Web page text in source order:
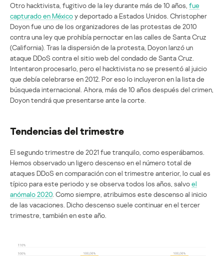
Otro hacktivista, fugitivo de la ley durante más de 10 años, fue
capturado en Méxicoy deportado a Estados Unidos. Christopher
Doyon fue uno de los organizadores de las protestas de 2010
contra una ley que prohibía pernoctar en las calles de Santa Cruz
(California). Tras la dispersión de la protesta, Doyon lanzó un
ataque DDoS contra el sitio web del condado de Santa Cruz.
Intentaron procesarlo, pero el hacktivista no se presentó al juicio
que debía celebrarse en 2012. Por eso lo incluyeron en la lista de
búsqueda internacional. Ahora, más de 10 años después del crimen,
Doyon tendrá que presentarse ante la corte.
Tendencias del trimestre
El segundo trimestre de 2021 fue tranquilo, como esperábamos.
Hemos observado un ligero descenso en el número total de
ataques DDoS en comparación con el trimestre anterior, lo cual es
típico para este periodo y se observa todos los años, salvoel
anómalo 2020 . Como siempre, atribuimos este descenso al inicio
de las vacaciones. Dicho descenso suele continuar en el tercer
trimestre, también en este año.